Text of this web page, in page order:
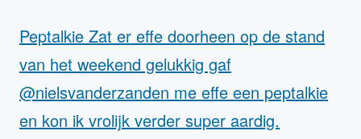
Peptalkie Zat er effe doorheen op de stand
van het weekend gelukkig gaf
@nielsvanderzanden me effe een peptalkie
en kon ik vrolijk verder super aardig.